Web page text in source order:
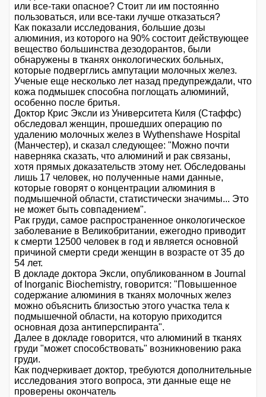
или все-таки опасное? Стоит ли им постоянно
пользоваться, или все-таки лучше отказаться?
Как показали исследования, большие дозы
алюминия, из которого на 90% состоит действующее
вещество большинства дезодорантов, были
обнаружены в тканях онкологических больных,
которые подверглись ампутации молочных желез.
Ученые еще несколько лет назад предупреждали, что
кожа подмышек способна поглощать алюминий,
особенно после бритья.
Доктор Крис Эксли из Университета Киля (Стаффс)
обследовал женщин, прошедших операцию по
удалению молочных желез в Wythenshawe Hospital
(Манчестер), и сказал следующее: "Можно почти
наверняка сказать, что алюминий и рак связаны,
хотя прямых доказательств этому нет. Обследованы
лишь 17 человек, но полученные нами данные,
которые говорят о концентрации алюминия в
подмышечной области, статистически значимы... Это
не может быть совпадением".
Рак груди, самое распространенное онкологическое
заболевание в Великобритании, ежегодно приводит
к смерти 12500 человек в год и является основной
причиной смерти среди женщин в возрасте от 35 до
54 лет.
В докладе доктора Эксли, опубликованном в Journal
of Inorganic Biochemistry, говорится: "Повышенное
содержание алюминия в тканях молочных желез
можно объяснить близостью этого участка тела к
подмышечной области, на которую приходится
основная доза антиперспиранта".
Далее в докладе говорится, что алюминий в тканях
груди "может способствовать" возникновению рака
груди.
Как подчеркивает доктор, требуются дополнительные
исследования этого вопроса, эти данные еще не
проверены окончатель